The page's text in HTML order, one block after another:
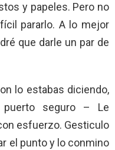
y papeles. Pero no
pararlo. A lo mejor
que darle un par de
lo estabas diciendo,
seguro – Le
esfuerzo. Gesticulo
el punto y lo conmino